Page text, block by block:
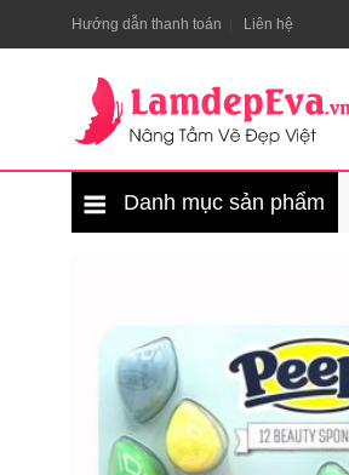
Hướng dẫn thanh toán Liên hệ
Danh mục sản phẩm